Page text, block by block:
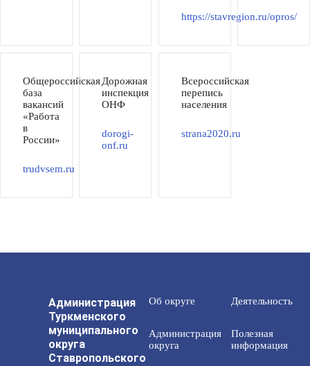
https://stavregion.ru/opros/
Общероссийская
база
вакансий
«Работа
в
России»
trudvsem.ru
Дорожная
инспекция
ОНФ
dorogi-
onf.ru
Всероссийская
перепись
населения
strana2020.ru
Администрация
Туркменского
муниципального
округа
Ставропольского
Об округе
Администрация
округа
Деятельность
Полезная
информация